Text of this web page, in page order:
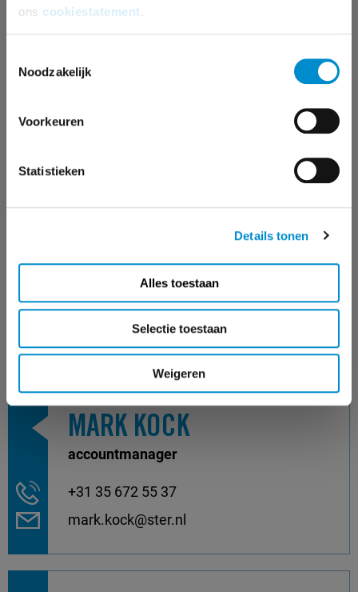
ons cookiestatement.
Noodzakelijk
Voorkeuren
Statistieken
Details tonen
Alles toestaan
Selectie toestaan
Weigeren
KEES-JAN VAN RULER
MALOU DEKKERS
accountmanager
+31 35 672 55 52
MARK KOCK
accountmanager
+31 35 672 55 37
mark.kock@ster.nl